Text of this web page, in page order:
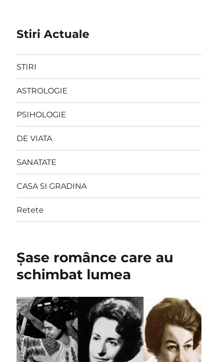
Stiri Actuale
STIRI
ASTROLOGIE
PSIHOLOGIE
DE VIATA
SANATATE
CASA SI GRADINA
Retete
Șase românce care au
schimbat lumea